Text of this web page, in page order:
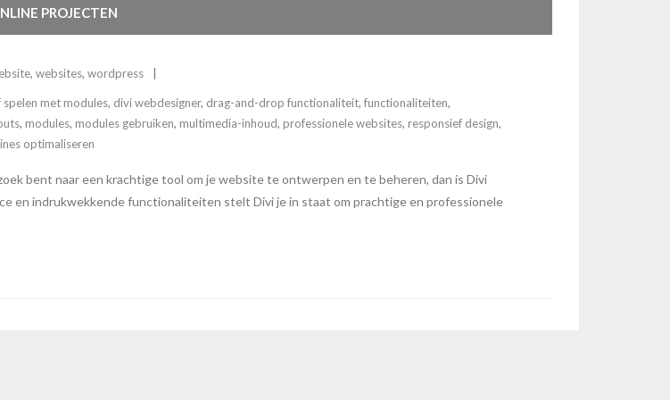
PROJECTEN
, websites, wordpress
spelen met modules, divi webdesigner, drag-and-drop functionaliteit, functionaliteiten,
, modules, modules gebruiken, multimedia-inhoud, professionele websites, responsief design,
optimaliseren
bent naar een krachtige tool om je website te ontwerpen en te beheren, dan is Divi
en indrukwekkende functionaliteiten stelt Divi je in staat om prachtige en professionele